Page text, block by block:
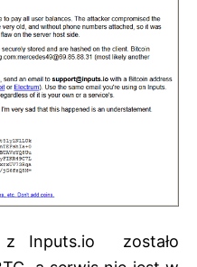
Inputs.io zostało